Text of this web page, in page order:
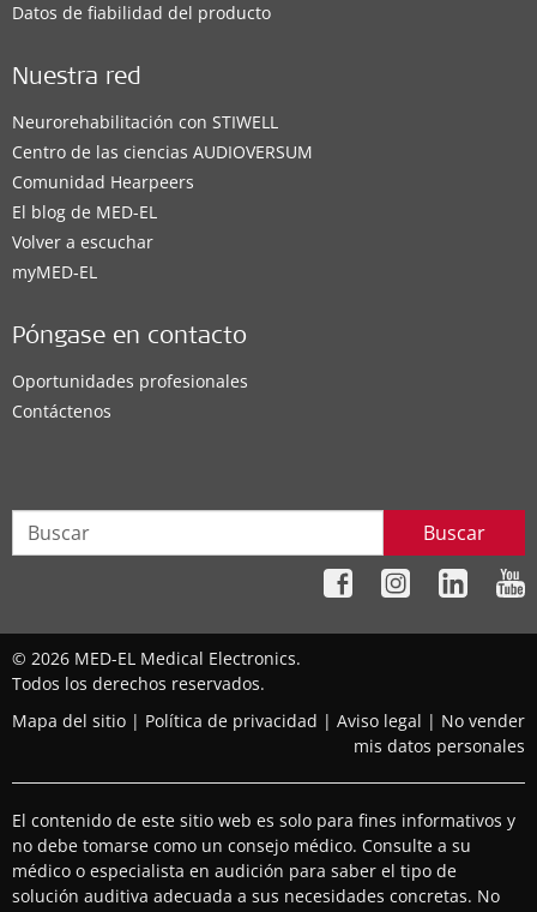
Datos de fiabilidad del producto
Nuestra red
Neurorehabilitación con STIWELL
Centro de las ciencias AUDIOVERSUM
Comunidad Hearpeers
El blog de MED-EL
Volver a escuchar
myMED‑EL
Póngase en contacto
Oportunidades profesionales
Contáctenos
Buscar
© 2026 MED-EL Medical Electronics.
Todos los derechos reservados.
Mapa del sitio | Política de privacidad | Aviso legal | No vender
mis datos personales
El contenido de este sitio web es solo para fines informativos y
no debe tomarse como un consejo médico. Consulte a su
médico o especialista en audición para saber el tipo de
solución auditiva adecuada a sus necesidades concretas. No